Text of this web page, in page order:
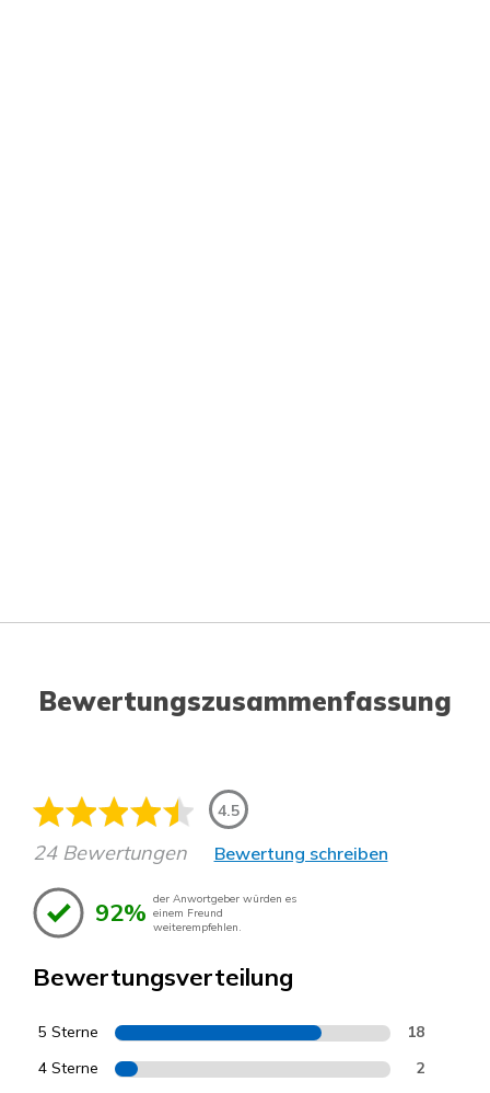
Bewertungszusammenfassung
4.5
24 Bewertungen Bewertung schreiben
92% der Anwortgeber würden es
einem Freund
weiterempfehlen.
Bewertungsverteilung
5 Sterne 18
4 Sterne 2